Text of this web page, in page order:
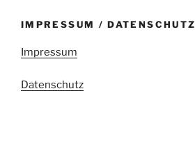
IMPRESSUM / DATENSCHUTZ
Impressum
Datenschutz